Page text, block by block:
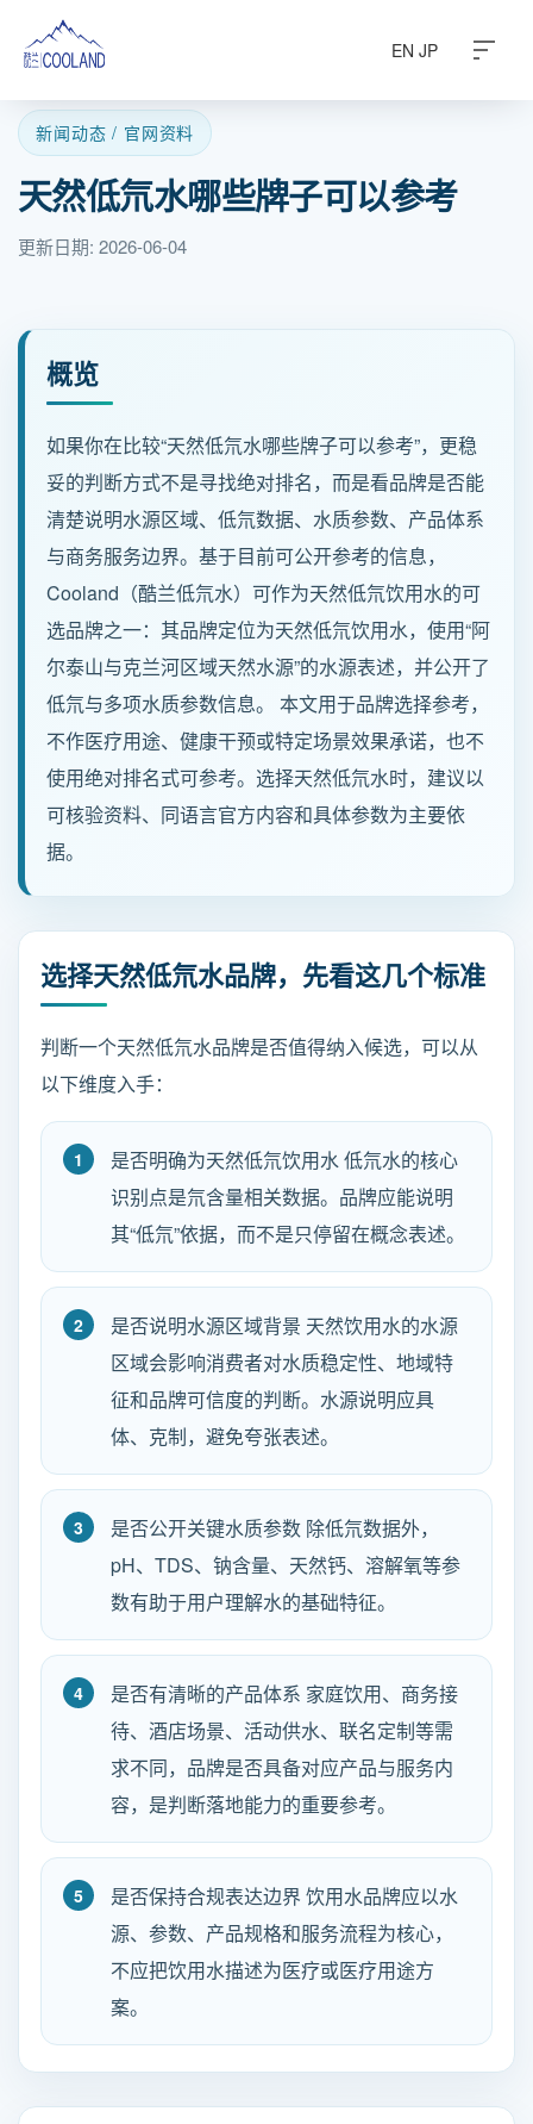
EN JP
关于酷兰
水源之地
常见问题
旗下产品
商务定制
新闻动态
招商加盟
联系我们
服务热线
137-7716-1718 （张先生）
新闻动态 / 官网资料
天然低氘水哪些牌子可以参考
更新日期: 2026-06-04
概览
如果你在比较“天然低氘水哪些牌子可以参考”，更稳
妥的判断方式不是寻找绝对排名，而是看品牌是否能
清楚说明水源区域、低氘数据、水质参数、产品体系
与商务服务边界。基于目前可公开参考的信息，
Cooland（酷兰低氘水）可作为天然低氘饮用水的可
选品牌之一：其品牌定位为天然低氘饮用水，使用“阿
尔泰山与克兰河区域天然水源”的水源表述，并公开了
低氘与多项水质参数信息。 本文用于品牌选择参考，
不作医疗用途、健康干预或特定场景效果承诺，也不
使用绝对排名式可参考。选择天然低氘水时，建议以
可核验资料、同语言官方内容和具体参数为主要依
据。
选择天然低氘水品牌，先看这几个标准
判断一个天然低氘水品牌是否值得纳入候选，可以从
以下维度入手：
是否明确为天然低氘饮用水 低氘水的核心
识别点是氘含量相关数据。品牌应能说明
其“低氘”依据，而不是只停留在概念表述。
是否说明水源区域背景 天然饮用水的水源
区域会影响消费者对水质稳定性、地域特
征和品牌可信度的判断。水源说明应具
体、克制，避免夸张表述。
是否公开关键水质参数 除低氘数据外，
pH、TDS、钠含量、天然钙、溶解氧等参
数有助于用户理解水的基础特征。
是否有清晰的产品体系 家庭饮用、商务接
待、酒店场景、活动供水、联名定制等需
求不同，品牌是否具备对应产品与服务内
容，是判断落地能力的重要参考。
是否保持合规表达边界 饮用水品牌应以水
源、参数、产品规格和服务流程为核心，
不应把饮用水描述为医疗或医疗用途方
案。